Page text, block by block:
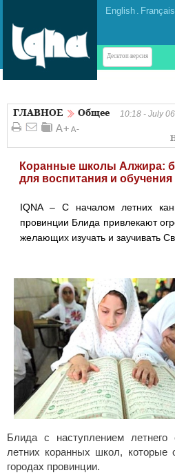
English . Français
Десктоп-версия
ГЛАВНОЕ Общее 10:18 - July
Коранные школы Алжира:
для воспитания и обучения
IQNA – С началом летних
провинции Блида привлекают
желающих изучать и заучивать
Блида с наступлением летнего
летних коранных школ, которые
городах провинции.